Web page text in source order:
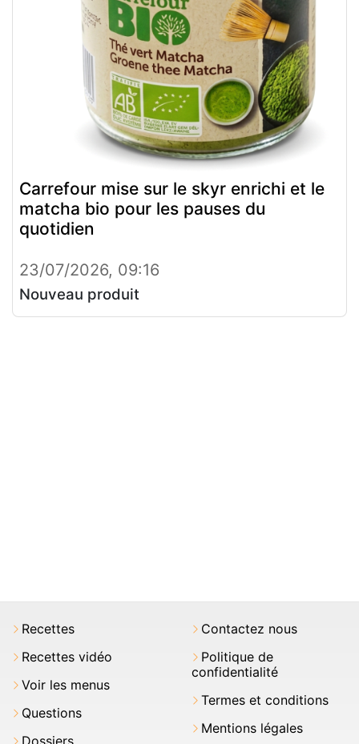
Carrefour mise sur le skyr enrichi et le
matcha bio pour les pauses du
quotidien
23/07/2026, 09:16
Nouveau produit
Recettes
Recettes vidéo
Voir les menus
Questions
Contactez nous
Politique de
confidentialité
Termes et conditions
Mentions légales